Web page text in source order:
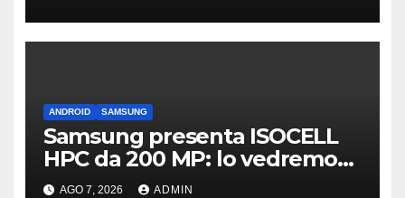
ANDROID SAMSUNG
Samsung presenta ISOCELL
HPC da 200 MP: lo vedremo
sui Galaxy S27?
AGO 7, 2026 ADMIN